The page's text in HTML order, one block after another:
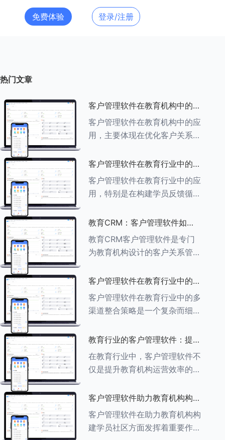
免费体验 登录/注册
热门文章
客户管理软件在教育机构中的应
用探索
客户管理软件在教育机构中的应
用，主要体现在优化客户关系管
作效率及促进业务增长等多个方
面。以下是对客户管理软件在教
育机构中应用的具体探索：
###一、
客户管理软件在教育行业中的学
员反馈循环机制
客户管理软件在教育行业中的应
用，特别是在构建学员反馈循环
用。以下是对客户管理软件在教
育行业中学员反馈循环机制的详
细分析： ###一、学员反馈循
环机制
教育CRM：客户管理软件如何
助力教育机构实现可持续发展
教育CRM客户管理软件是专门
为教育机构设计的客户关系管理
家长、教师及其他相关方的互
动，对教育机构实现可持续发展
具有重要意义。以下是教育
CRM如何助力教育
客户管理软件在教育行业中的多
渠道整合策略
客户管理软件在教育行业中的多
渠道整合策略是一个复杂而细致
多种渠道，提升教育机构的市场
竞争力、客户满意度和运营效
率。以下是对这一策略的具体分
析： ###
教育行业的客户管理软件：提升
家长参与度的关键
在教育行业中，客户管理软件不
仅是提升教育机构运营效率的重
促进家校合作的关键。以下将详
细探讨如何通过教育行业的客户
管理软件来提升家长的参与度。
###
客户管理软件助力教育机构构建
学员社区
客户管理软件在助力教育机构构
建学员社区方面发挥着重要作